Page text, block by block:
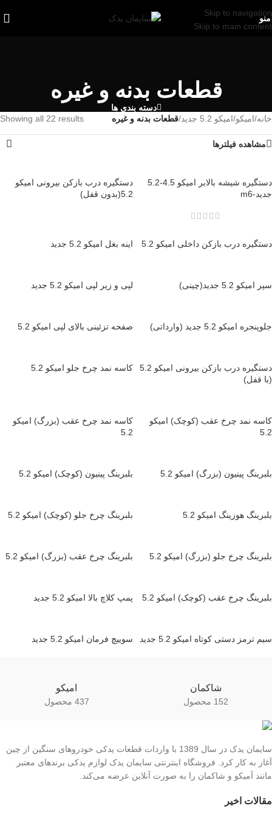
Skip to navigation
Skip to main content
منو
قطعات بدنه و غیره
دسته بندی ها
خانه/امیکو/امیکو 5.2 جدید /قطعات بدنه و غیره Showing all 22 results
مشاهده فیلترها
دستگیره شیشه بالابر امیکو 4.5-5.2
جدید-m6
دستگیره درب بازکن بیرونی امیکو
5.2(بدون قفل)
دستگیره درب بازکن داخلی امیکو 5.2 اینه بغل امیکو 5.2 جدید
سپر امیکو 5.2 جدید(چینی) لپی و زیر لپی امیکو 5.2 جدید
جلوپنجره امیکو 5.2 جدید (وارداتی) صفحه تزئینی بالای لپی امیکو 5.2
دستگیره درب بازکن بیرونی امیکو 5.2
(با قفل)
کاسه نمد چرخ جلو امیکو 5.2
کاسه نمد چرخ عقب (کوچک) امیکو
5.2
کاسه نمد چرخ عقب (بزرگ) امیکو
5.2
بلبرینگ پینیون (بزرگ) امیکو 5.2 بلبرینگ پینیون (کوچک) امیکو 5.2
بلبرینگ هوزینگ امیکو 5.2 بلبرینگ چرخ جلو (کوچک) امیکو 5.2
بلبرینگ چرخ جلو (بزرگ) امیکو 5.2 بلبرینگ چرخ عقب (بزرگ) امیکو 5.2
بلبرینگ چرخ عقب (کوچک) امیکو 5.2 پمپ کلاچ بالا امیکو 5.2 جدید
سیم ترمز دستی کوتاه امیکو 5.2 جدید سوییچ فرمان امیکو 5.2 جدید
شاکمان
152 محصول
امیکو
437 محصول
سایمان یدک در سال 1389 با واردات قطعات یدکی خودروهای سنگین از چین
آغاز به کار کرد. فروشگاه اینترنتی سایمان یدک لوازم یدکی برندهای معتبر
مانند آمیکو و شاکمان را به صورت آنلاین عرضه می‌کند.
مقالات اخیر